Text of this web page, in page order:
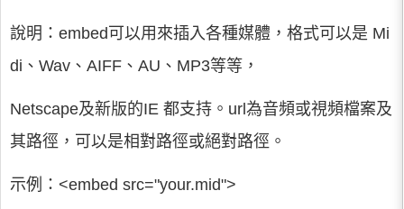
說明：embed可以用來插入各種媒體，格式可以是 Mi
di、Wav、AIFF、AU、MP3等等，
Netscape及新版的IE 都支持。url為音頻或視頻檔案及
其路徑，可以是相對路徑或絕對路徑。
示例：<embed src="your.mid">